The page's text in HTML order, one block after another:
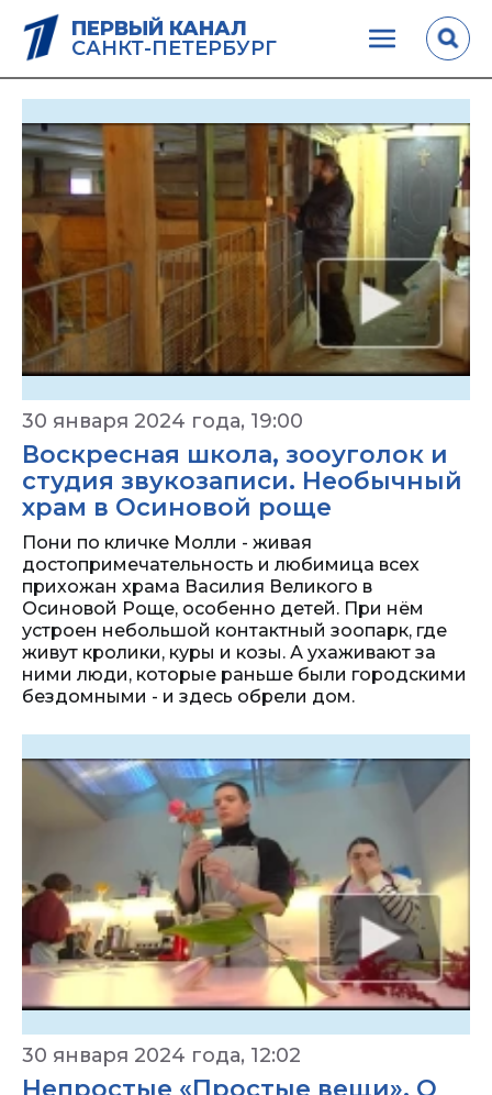
ПЕРВЫЙ КАНАЛ
САНКТ-ПЕТЕРБУРГ
30 января 2024 года, 19:00
Воскресная школа, зооуголок и
студия звукозаписи. Необычный
храм в Осиновой роще
Пони по кличке Молли - живая
достопримечательность и любимица всех
прихожан храма Василия Великого в
Осиновой Роще, особенно детей. При нём
устроен небольшой контактный зоопарк, где
живут кролики, куры и козы. А ухаживают за
ними люди, которые раньше были городскими
бездомными - и здесь обрели дом.
30 января 2024 года, 12:02